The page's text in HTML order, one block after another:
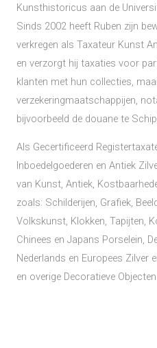
Kunsthistoricus aan de
Sinds 2002 heeft Ruben zijn
verkregen als Taxateur Kunst
en verzorgt hij taxaties voor
klanten met hun collecties,
verzekeringmaatschappijen,
bijvoorbeeld de douane te
Als Gecertificeerd
Inboedelgoederen en Antiek
van Kunst, Antiek,
zoals: Schilderijen, Grafiek,
Volkskunst, Klokken, Tapijten,
Chinees en Japans Porselein,
Nederlands en Europees Zilver
en overige Decoratieve Objecten.